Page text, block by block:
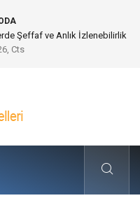
Nelerdir?
Cts